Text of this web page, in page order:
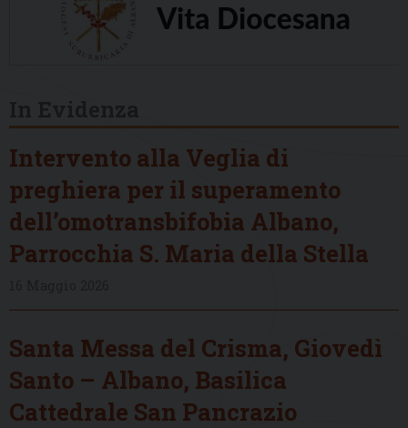
Intervento alla Veglia di
preghiera per il superamento
dell’omotransbifobia Albano,
Parrocchia S. Maria della Stella
Santa Messa del Crisma, Giovedì
Santo – Albano, Basilica
Cattedrale San Pancrazio